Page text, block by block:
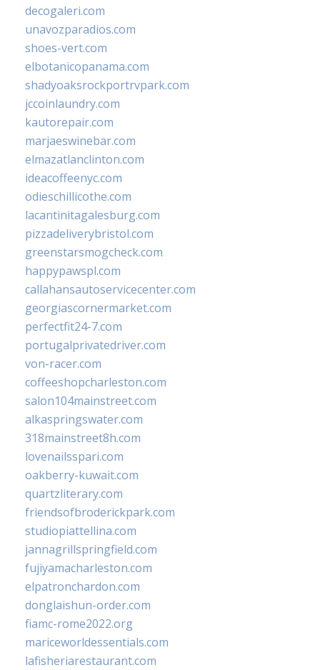
decogaleri.com
unavozparadios.com
shoes-vert.com
elbotanicopanama.com
shadyoaksrockportrvpark.com
jccoinlaundry.com
kautorepair.com
marjaeswinebar.com
elmazatlanclinton.com
ideacoffeenyc.com
odieschillicothe.com
lacantinitagalesburg.com
pizzadeliverybristol.com
greenstarsmogcheck.com
happypawspl.com
callahansautoservicecenter.com
georgiascornermarket.com
perfectfit24-7.com
portugalprivatedriver.com
von-racer.com
coffeeshopcharleston.com
salon104mainstreet.com
alkaspringswater.com
318mainstreet8h.com
lovenailsspari.com
oakberry-kuwait.com
quartzliterary.com
friendsofbroderickpark.com
studiopiattellina.com
jannagrillspringfield.com
fujiyamacharleston.com
elpatronchardon.com
donglaishun-order.com
fiamc-rome2022.org
mariceworldessentials.com
lafisheriarestaurant.com